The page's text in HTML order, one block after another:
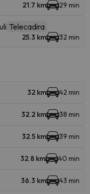
21.7 km 29 min
Telecadira
25.3 km 32 min
32 km 42 min
32.2 km 38 min
32.5 km 39 min
32.8 km 40 min
36.3 km 43 min